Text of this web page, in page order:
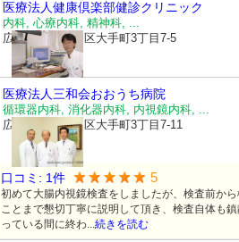
医療法人健康倶楽部健診クリニック
内科, 心療内科, 精神科, ...
広島県広島市中区大手町3丁目7-5
医療法人三和会おおうち病院
循環器内科, 消化器内科, 内視鏡内科, ...
広島県広島市中区大手町3丁目7-11
口コミ: 1件 5
初めて大腸内視鏡検査をしましたが、検査前か
ことまで懇切丁寧に説明して頂き、検査自体も
っている間に終わ...続きを読む